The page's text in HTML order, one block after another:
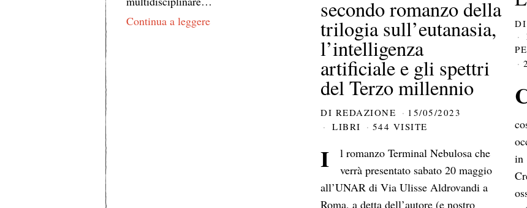
Continua a leggere
secondo romanzo della
trilogia sull’eutanasia,
l’intelligenza
artificiale e gli spettri
del Terzo millennio
DI REDAZIONE
15/05/2023
LIBRI
544 VISITE
I
l romanzo Terminal Nebulosa che
verrà presentato sabato 20 maggio
all’UNAR di Via Ulisse Aldrovandi a
Roma, a detta dell’autore (e nostro
DI
in